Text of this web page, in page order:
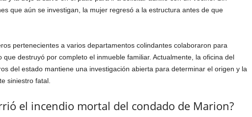
que aún se investigan, la mujer regresó a la estructura antes de que
pertenecientes a varios departamentos colindantes colaboraron para
que destruyó por completo el inmueble familiar. Actualmente, la oficina del
del estado mantiene una investigación abierta para determinar el origen y la
siniestro fatal.
el incendio mortal del condado de Marion?